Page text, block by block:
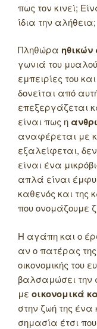
πως τον κινεί;
ίδια την αλήθεια;
Πληθώρα
γωνιά του
εμπειρίες του
δονείται από
επεξεργάζεται
είναι πως η
αναφέρεται με
εξαλείφεται,
είναι ένα
απλά είναι
καθενός και της
που ονομάζουμε
Η αγάπη και ο
αν ο πατέρας της
οικονομικής του
βαλσαμώσει την
με οικονομικά
στην ζωή της
σημασία έτσι